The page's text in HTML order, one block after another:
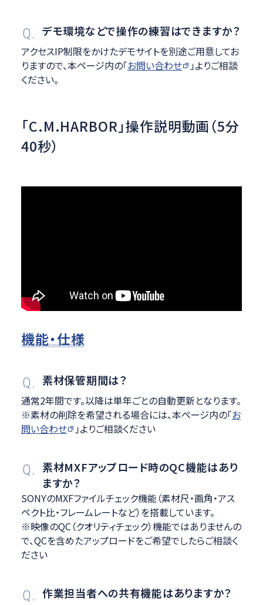
Q. デモ環境などで操作の練習はできますか？
アクセスIP制限をかけたデモサイトを別途ご用意してお
りますので、本ページ内の「お問い合わせ 」よりご相談
ください。
「C.M.HARBOR」操作説明動画（5分
40秒）
機能・仕様
Q. 素材保管期間は？
通常2年間です。以降は単年ごとの自動更新となります。
※素材の削除を希望される場合には、本ページ内の「お
問い合わせ 」よりご相談ください
Q. 素材MXFアップロード時のQC機能はあり
ますか？
SONYのMXFファイルチェック機能（素材尺・画角・アス
ペクト比・フレームレートなど）を搭載しています。
※映像のQC（クオリティチェック）機能ではありませんの
で、QCを含めたアップロードをご希望でしたらご相談く
ださい
Q. 作業担当者への共有機能はありますか？